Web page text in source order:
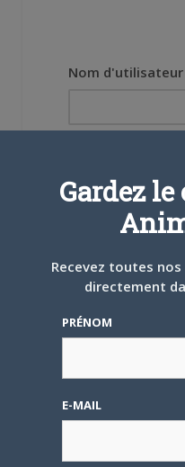
Nom
Se souvenir
Gardez
Recevez toutes
directement
PRÉNOM
E-MAIL